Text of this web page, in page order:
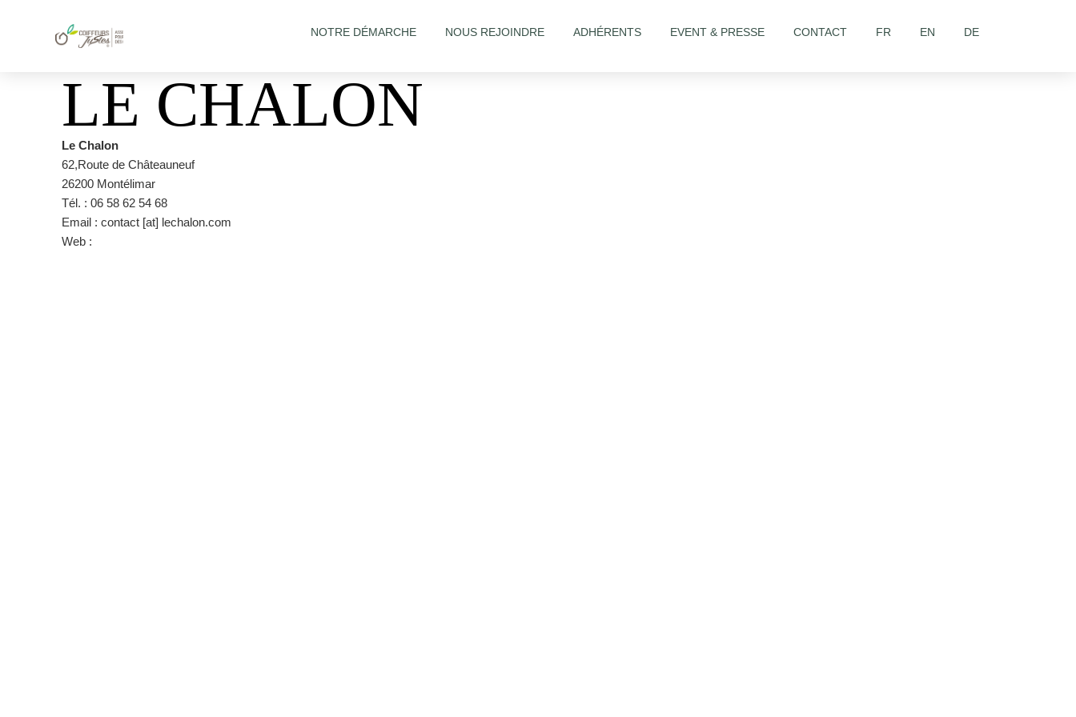
NOTRE DÉMARCHE NOUS REJOINDRE ADHÉRENTS EVENT & PRESSE CONTACT FR EN DE
LE CHALON
Le Chalon
62,Route de Châteauneuf
26200 Montélimar
Tél. : 06 58 62 54 68
Email : contact [at] lechalon.com
Web :